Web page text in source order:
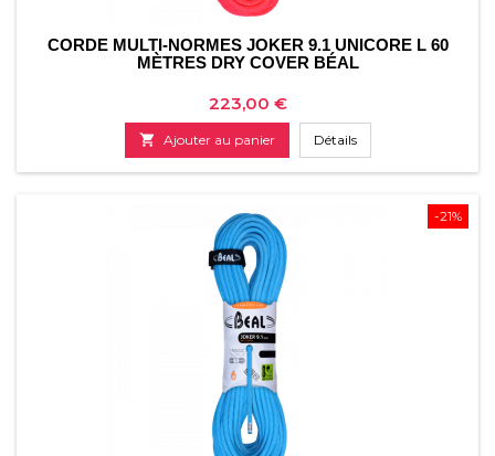
CORDE MULTI-NORMES JOKER 9.1 UNICORE L 60
MÈTRES DRY COVER BÉAL
Prix
223,00 €
 Ajouter au panier Détails
-21%